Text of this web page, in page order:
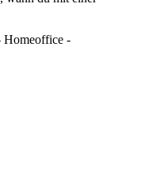
Homeoffice -